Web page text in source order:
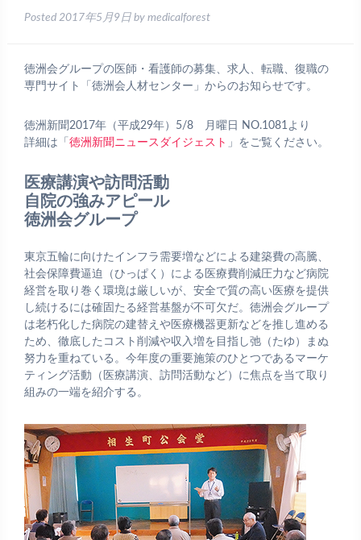
Posted 2017年5月9日 by medicalforest
徳洲会グループの医師・看護師の募集、求人、転職、復職の
専門サイト「徳洲会人材センター」からのお知らせです。
徳洲新聞2017年（平成29年）5/8 月曜日 NO.1081より
詳細は「 徳洲新聞ニュースダイジェスト 」をご覧ください。
医療講演や訪問活動
自院の強みアピール
徳洲会グループ
東京五輪に向けたインフラ需要増などによる建築費の高騰、
社会保障費逼迫（ひっぱく）による医療費削減圧力など病院
経営を取り巻く環境は厳しいが、安全で質の高い医療を提供
し続けるには確固たる経営基盤が不可欠だ。徳洲会グループ
は老朽化した病院の建替えや医療機器更新などを推し進める
ため、徹底したコスト削減や収入増を目指し弛（たゆ）まぬ
努力を重ねている。今年度の重要施策のひとつであるマーケ
ティング活動（医療講演、訪問活動など）に焦点を当て取り
組みの一端を紹介する。